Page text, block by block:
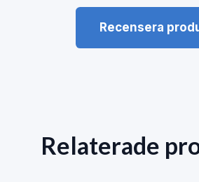
Recensera
Relaterade